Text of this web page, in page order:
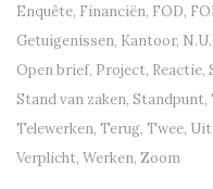
Enquête, Financiën, FOD,
Getuigenissen, Kantoor,
Open brief, Project, Reactie,
Stand van zaken, Standpunt,
Telewerken, Terug, Twee,
Verplicht, Werken, Zoom